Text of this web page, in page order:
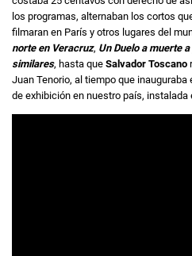
los programas, alternaban los cortos
filmaran en París y otros lugares del
norte en Veracruz, Un Duelo a muerte
similares, hasta que Salvador Toscano
Juan Tenorio, al tiempo que
de exhibición en nuestro país,